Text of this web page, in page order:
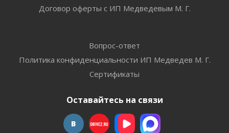
Договор оферты с ИП Медведевым М. Г.
Вопрос-ответ
Политика конфиденциальности ИП Медведев М. Г.
Сертификаты
Оставайтесь на связи